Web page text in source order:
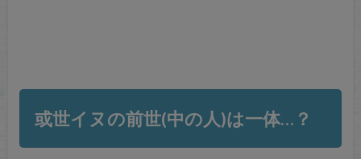
或世イヌの前世(中の人)は一体…？